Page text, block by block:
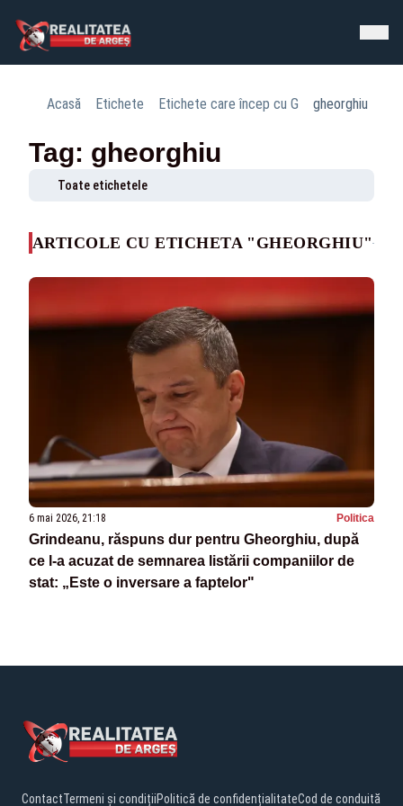
Acasă Etichete Etichete care încep cu G gheorghiu
Tag: gheorghiu
Toate etichetele
ARTICOLE CU ETICHETA "GHEORGHIU"
6 mai 2026, 21:18 Politica
Grindeanu, răspuns dur pentru Gheorghiu, după
ce l-a acuzat de semnarea listării companiilor de
stat: „Este o inversare a faptelor"
ContactTermeni și condițiiPolitică de confidențialitateCod de conduită